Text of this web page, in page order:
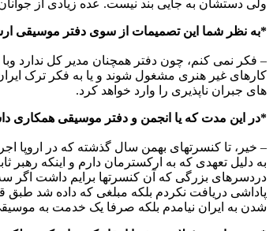
ولی دستشان به جایی بند نیست. عده زیادی از
*به نظر شما این تصمیمات از سوی دفتر موسیقی
– فکر نمی کنم، چون دفتر همچنان مدیر کل ندارد
کارهای غیر هنری مشغول شوند و یا به فکر ترک
های جبران ناپذیری را وارد خواهد کرد.
*در این مدت که یا انجمن و دفتر موسیقی همکاری
– خیر، تا کنسرتهای بهمن سال گذشته که در اروپا
به دلیل تعهدی که به ارکسترمان دارم و اینکه رهبر
دردسرهای بزرگی که آن کنسرتها برایم داشت اگر
پاداشی دریافت نکردم بلکه مبلغی که داده شد طبق
شدن به ایران نیامدم بلکه صرفا یک خدمت به